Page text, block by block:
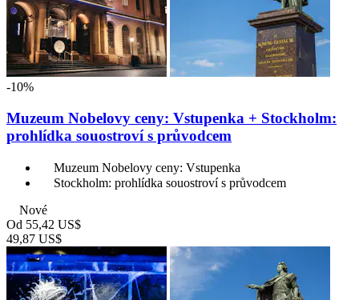
-10%
Muzeum Nobelovy ceny: Vstupenka + Stockholm:
prohlídka souostroví s průvodcem
Muzeum Nobelovy ceny: Vstupenka
Stockholm: prohlídka souostroví s průvodcem
Nové
Od 55,42 US$
49,87 US$